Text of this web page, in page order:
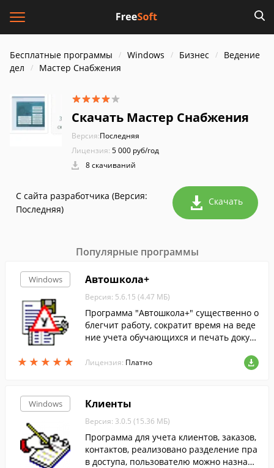
Бесплатные программы Windows Бизнес
Ведение
дел
Мастер Снабжения
Скачать Мастер Снабжения
Версия:Последняя
Лицензия: 5 000 руб/год
8 скачиваний
С сайта разработчика (Версия:
Последняя)
Скачать
Популярные программы
Windows
★ ★ ★ ★ ★
★ ★ ★ ★ ★
Автошкола+
Версия: 5.6.15 (4.47 МБ)
Программа "Автошкола+" существенно о
блегчит работу, сократит время на веде
ние учета обучающихся и печать докум
листы, вести контроль оплат, составить
Лицензия: Платно
Windows Клиенты
Версия: 3.0.5 (15.36 МБ)
Программа для учета клиентов, заказов,
контактов, реализовано разделение пра
в доступа, пользователю можно назначи